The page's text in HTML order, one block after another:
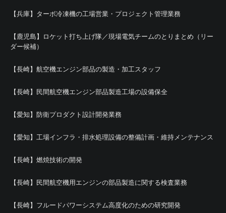
【兵庫】ターボ冷凍機の工場営業・プロジェクト管理業務
【鹿児島】ロケット打ち上げ隊／現場電気チームのとりまとめ（リー
ダー候補）
【長崎】航空機エンジン部品の製造・加工スタッフ
【長崎】民間航空機エンジン部品製造工場の設備保全
【愛知】防衛プロダクト設計開発業務
【愛知】工場インフラ・排水処理設備の整備計画・維持メンテナンス
【長崎】燃焼技術の開発
【長崎】民間航空機用エンジンの部品製造に関する検査業務
【長崎】フルードパワーシステム高度化のための研究開発